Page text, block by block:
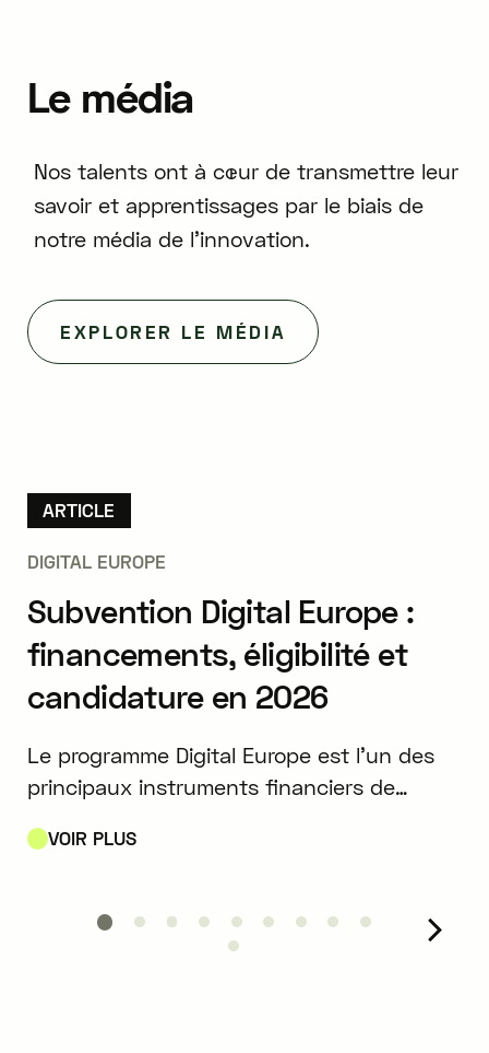
Le média
Nos talents ont à cœur de transmettre leur
savoir et apprentissages par le biais de
notre média de l'innovation.
EXPLORER LE MÉDIA
ARTICLE
DIGITAL EUROPE
Subvention Digital Europe :
financements, éligibilité et
candidature en 2026
Le programme Digital Europe est l’un des
principaux instruments financiers de
déploiement de technologies numériques
VOIR PLUS